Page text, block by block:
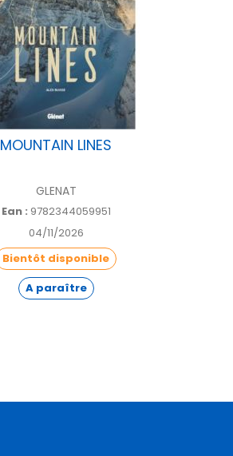
MOUNTAIN LINES
GLENAT
Ean : 9782344059951
04/11/2026
Bientôt disponible
A paraître